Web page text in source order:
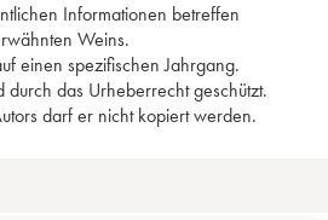
Informationen betreffen
Weins.
einen spezifischen Jahrgang.
durch das Urheberrecht geschützt.
darf er nicht kopiert werden.